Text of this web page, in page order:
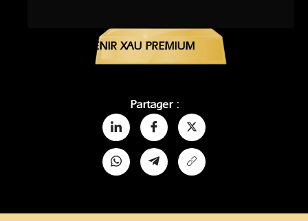
DEVENIR XAU PREMIUM
Partager :